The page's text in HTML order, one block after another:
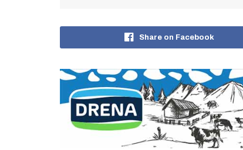
Share on Facebook